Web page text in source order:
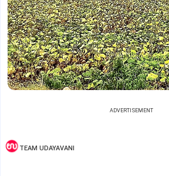
ADVERTISEMENT
TEAM UDAYAVANI